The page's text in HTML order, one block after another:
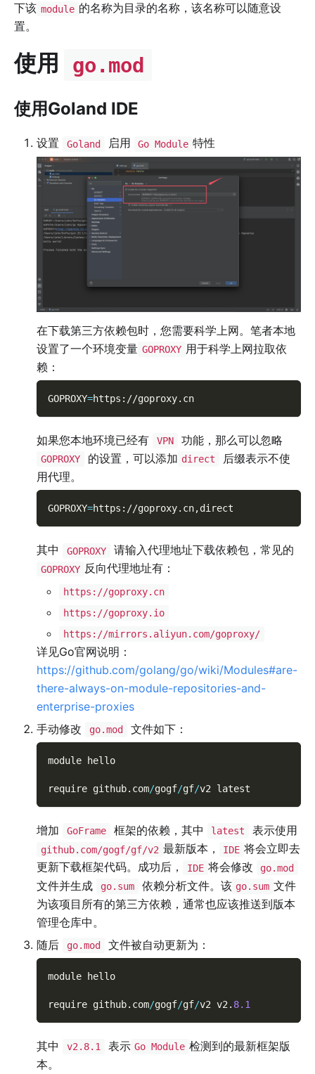
下该 module 的名称为目录的名称，该名称可以随意设
置。
使用 go.mod
使用Goland IDE
设置 Goland 启用 Go Module 特性
在下载第三方依赖包时，您需要科学上网。笔者本地
设置了一个环境变量 GOPROXY 用于科学上网拉取依
赖：
GOPROXY=https://goproxy.cn
如果您本地环境已经有 VPN 功能，那么可以忽略
GOPROXY 的设置，可以添加 direct
后缀表示不使
用代理。
GOPROXY=https://goproxy.cn,direct
其中 GOPROXY 请输入代理地址下载依赖包，常见的
GOPROXY 反向代理地址有：
https://goproxy.cn
https://goproxy.io
https://mirrors.aliyun.com/goproxy/
详见Go官网说明：
https://github.com/golang/go/wiki/Modules#are-
there-always-on-module-repositories-and-
enterprise-proxies
手动修改
go.mod 文件如下：
module hello
require github. com/gogf/gf/v2 latest
增加 GoFrame 框架的依赖，其中 latest 表示使用
github.com/gogf/gf/v2 最新版本， IDE 将会立即去
更新下载框架代码。成功后，
IDE 将会修改 go.mod
文件并生成 go.sum 依赖分析文件。该 go.sum 文件
为该项目所有的第三方依赖，通常也应该推送到版本
管理仓库中。
随后
go.mod 文件被自动更新为：
module hello
require github. com/gogf/gf/v2 v2 . 8.1
其中 v2.8.1 表示 Go Module 检测到的最新框架版
本。